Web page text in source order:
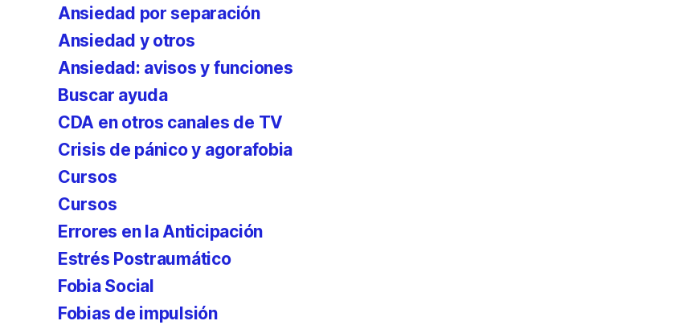
Ansiedad por separación
Ansiedad y otros
Ansiedad: avisos y funciones
Buscar ayuda
CDA en otros canales de TV
Crisis de pánico y agorafobia
Cursos
Cursos
Errores en la Anticipación
Estrés Postraumático
Fobia Social
Fobias de impulsión